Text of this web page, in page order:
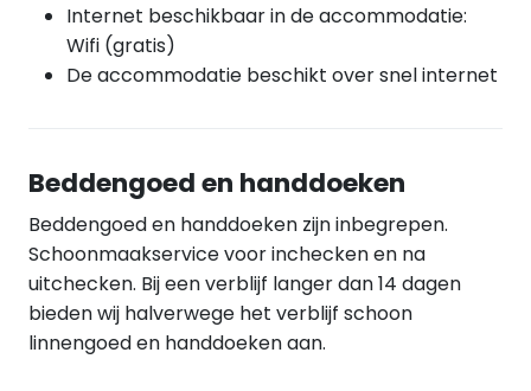
Internet beschikbaar in de accommodatie:
Wifi (gratis)
De accommodatie beschikt over snel internet
Beddengoed en handdoeken
Beddengoed en handdoeken zijn inbegrepen.
Schoonmaakservice voor inchecken en na
uitchecken. Bij een verblijf langer dan 14 dagen
bieden wij halverwege het verblijf schoon
linnengoed en handdoeken aan.